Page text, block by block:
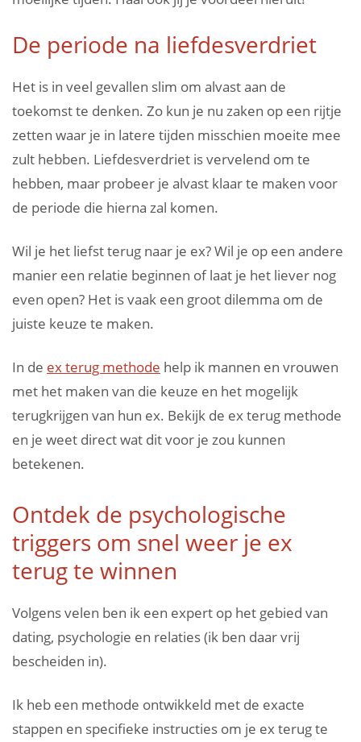
De periode na liefdesverdriet
Het is in veel gevallen slim om alvast aan de
toekomst te denken. Zo kun je nu zaken op een rijtje
zetten waar je in latere tijden misschien moeite mee
zult hebben. Liefdesverdriet is vervelend om te
hebben, maar probeer je alvast klaar te maken voor
de periode die hierna zal komen.
Wil je het liefst terug naar je ex? Wil je op een andere
manier een relatie beginnen of laat je het liever nog
even open? Het is vaak een groot dilemma om de
juiste keuze te maken.
In de ex terug methode help ik mannen en vrouwen
met het maken van die keuze en het mogelijk
terugkrijgen van hun ex. Bekijk de ex terug methode
en je weet direct wat dit voor je zou kunnen
betekenen.
Ontdek de psychologische
triggers om snel weer je ex
terug te winnen
Volgens velen ben ik een expert op het gebied van
dating, psychologie en relaties (ik ben daar vrij
bescheiden in).
Ik heb een methode ontwikkeld met de exacte
stappen en specifieke instructies om je ex terug te